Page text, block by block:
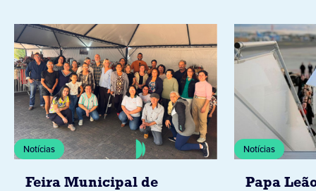
Notícias
Feira Municipal de
Notícias
Papa